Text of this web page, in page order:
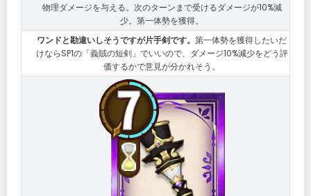
物理ダメージを与える。次のターンまで受けるダメージが10%減
少。第一体勢を獲得。
ワンドと勘違いしそうですが片手剣です。 第一体勢を獲得したいだ
けならSP1の「義賊の短剣」でいいので、ダメージ10%減少をどう評
価するかで意見が分かれそう。